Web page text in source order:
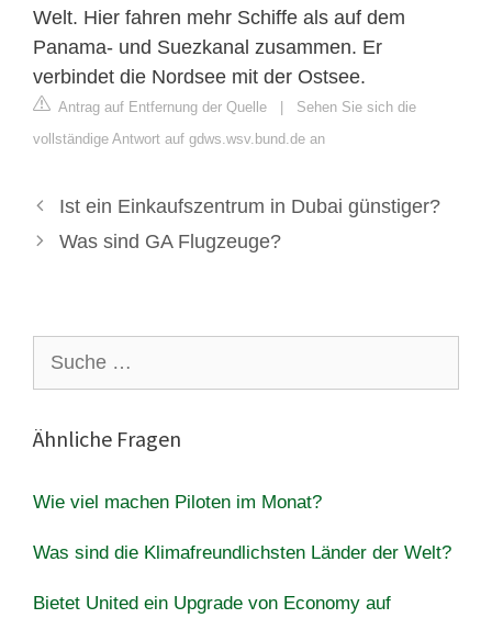
Welt. Hier fahren mehr Schiffe als auf dem
Panama- und Suezkanal zusammen. Er
verbindet die Nordsee mit der Ostsee.
Antrag auf Entfernung der Quelle | Sehen Sie sich die
vollständige Antwort auf gdws.wsv.bund.de an
Ist ein Einkaufszentrum in Dubai günstiger?
Was sind GA Flugzeuge?
nach:
Ähnliche Fragen
Wie viel machen Piloten im Monat?
Was sind die Klimafreundlichsten Länder der Welt?
Bietet United ein Upgrade von Economy auf